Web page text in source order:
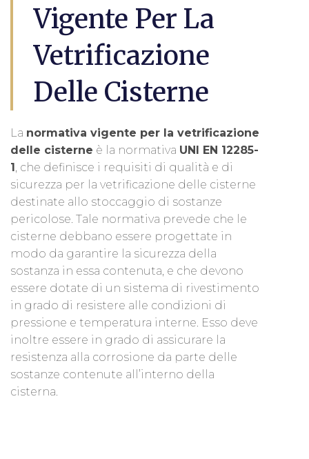
Vigente Per La
Vetrificazione
Delle Cisterne
La normativa vigente per la vetrificazione
delle cisterne è la normativa UNI EN 12285-
1 , che definisce i requisiti di qualità e di
sicurezza per la vetrificazione delle cisterne
destinate allo stoccaggio di sostanze
pericolose. Tale normativa prevede che le
cisterne debbano essere progettate in
modo da garantire la sicurezza della
sostanza in essa contenuta, e che devono
essere dotate di un sistema di rivestimento
in grado di resistere alle condizioni di
pressione e temperatura interne. Esso deve
inoltre essere in grado di assicurare la
resistenza alla corrosione da parte delle
sostanze contenute all’interno della
cisterna.